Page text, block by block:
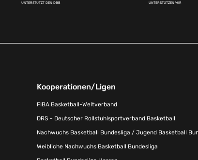
UNTERSTÜTZT DEN DBB UNTERSTÜTZEN WIR
Kooperationen/Ligen
FIBA Basketball-Weltverband
DRS – Deutscher Rollstuhlsportverband Basketball
Nachwuchs Basketball Bundesliga / Jugend Basketball
Weibliche Nachwuchs Basketball Bundesliga